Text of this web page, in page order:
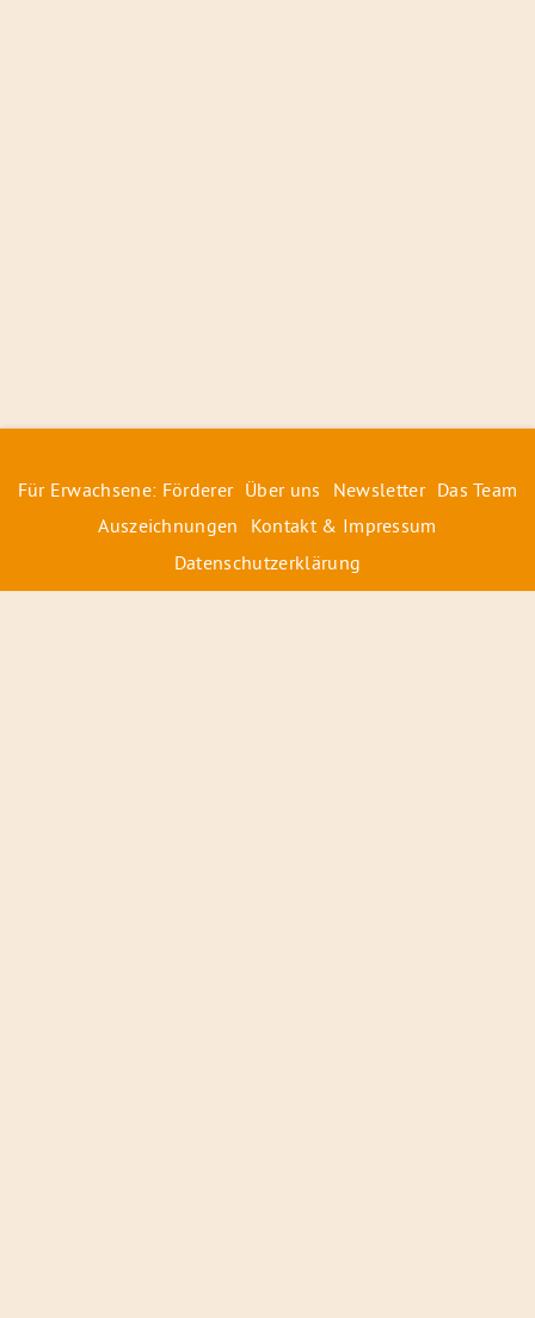
Für Erwachsene: Förderer Über uns Newsletter Das Team
Auszeichnungen
Kontakt & Impressum
Datenschutzerklärung